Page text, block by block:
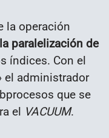
la operación
paralelización de
índices. Con el
el administrador
que se
el VACUUM.